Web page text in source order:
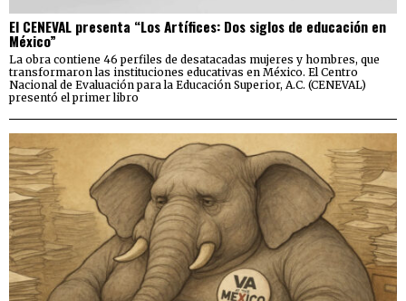
El CENEVAL presenta “Los Artífices: Dos siglos de educación en
México”
La obra contiene 46 perfiles de desatacadas mujeres y hombres, que
transformaron las instituciones educativas en México. El Centro
Nacional de Evaluación para la Educación Superior, A.C. (CENEVAL)
presentó el primer libro